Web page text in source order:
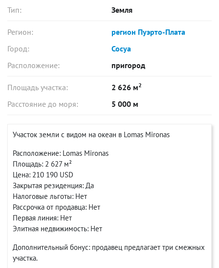
Тип: Земля
Регион:
регион Пуэрто-Плата
Город:
Сосуа
Расположение:
пригород
Площадь участка: 2 626 м2
Расстояние до моря: 5 000 м
Участок земли с видом на океан в Lomas Mironas
Расположение: Lomas Mironas
Площадь: 2 627 м²
Цена: 210 190 USD
Закрытая резиденция: Да
Налоговые льготы: Нет
Рассрочка от продавца: Нет
Первая линия: Нет
Элитная недвижимость: Нет
Дополнительный бонус: продавец предлагает три смежных
участка.